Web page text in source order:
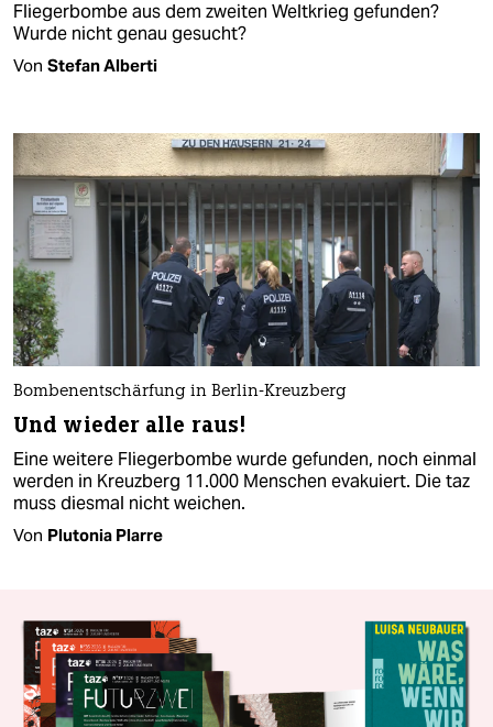
Fliegerbombe aus dem zweiten Weltkrieg gefunden?
Wurde nicht genau gesucht?
Von Stefan Alberti
Bombenentschärfung in Berlin-Kreuzberg
Und wieder alle raus!
Eine weitere Fliegerbombe wurde gefunden, noch einmal
werden in Kreuzberg 11.000 Menschen evakuiert. Die taz
muss diesmal nicht weichen.
Von Plutonia Plarre